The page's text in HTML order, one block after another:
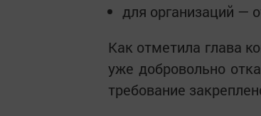
для организаций —
Как отметила глава
уже добровольно
требование